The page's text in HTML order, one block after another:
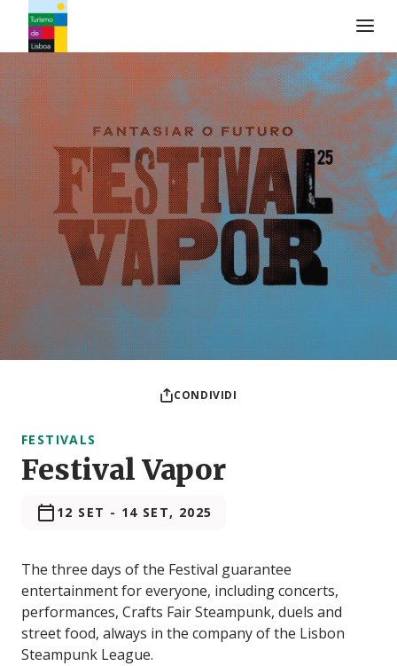
Logo di Turismo de Lisboa
CONDIVIDI
FESTIVALS
Festival Vapor
12 SET - 14 SET, 2025
The three days of the Festival guarantee
entertainment for everyone, including concerts,
performances, Crafts Fair Steampunk, duels and
street food, always in the company of the Lisbon
Steampunk League.